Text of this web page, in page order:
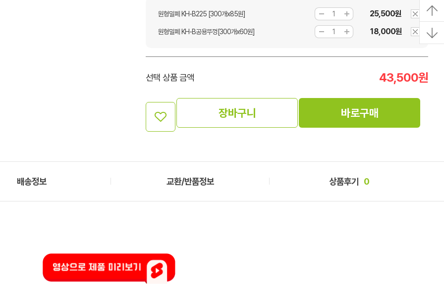
원형밀폐 KH-B225 [300개x85원] 25,500원
원형밀폐 KH-B공용뚜껑[300개x60원] 18,000원
선택 상품 금액 43,500원
장바구니 바로구매
배송정보 교환/반품정보 상품후기 0